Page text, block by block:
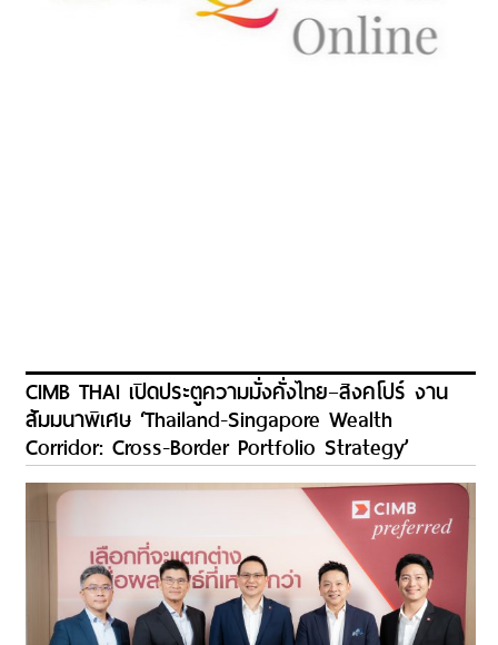
CIMB THAI เปิดประตูความมั่งคั่งไทย–สิงคโปร์ งาน
สัมมนาพิเศษ ‘Thailand-Singapore Wealth
Corridor: Cross-Border Portfolio Strategy’